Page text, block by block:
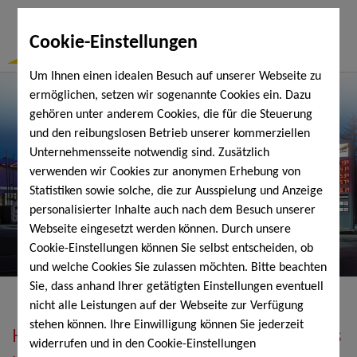
Cookie-Einstellungen
Um Ihnen einen idealen Besuch auf unserer Webseite zu
ermöglichen, setzen wir sogenannte Cookies ein. Dazu
gehören unter anderem Cookies, die für die Steuerung
und den reibungslosen Betrieb unserer kommerziellen
Unternehmensseite notwendig sind. Zusätzlich
verwenden wir Cookies zur anonymen Erhebung von
Statistiken sowie solche, die zur Ausspielung und Anzeige
personalisierter Inhalte auch nach dem Besuch unserer
Webseite eingesetzt werden können. Durch unsere
Cookie-Einstellungen können Sie selbst entscheiden, ob
und welche Cookies Sie zulassen möchten. Bitte beachten
Sie, dass anhand Ihrer getätigten Einstellungen eventuell
nicht alle Leistungen auf der Webseite zur Verfügung
stehen können. Ihre Einwilligung können Sie jederzeit
widerrufen und in den Cookie-Einstellungen
Heizöl, Diesel, Schmierstoffe, Holzpellets